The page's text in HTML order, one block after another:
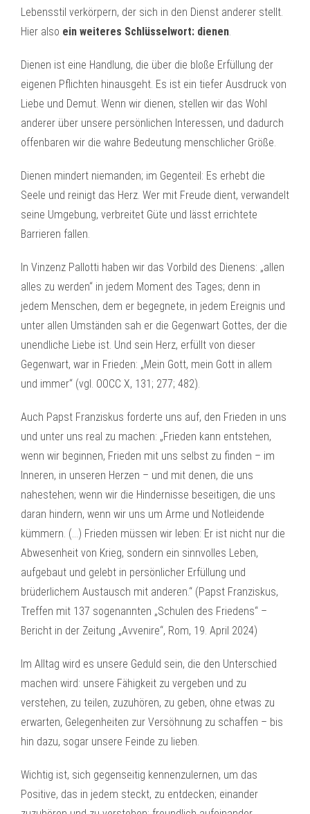
Lebensstil verkörpern, der sich in den Dienst anderer stellt.
Hier also ein weiteres Schlüsselwort: dienen.
Dienen ist eine Handlung, die über die bloße Erfüllung der
eigenen Pflichten hinausgeht. Es ist ein tiefer Ausdruck von
Liebe und Demut. Wenn wir dienen, stellen wir das Wohl
anderer über unsere persönlichen Interessen, und dadurch
offenbaren wir die wahre Bedeutung menschlicher Größe.
Dienen mindert niemanden; im Gegenteil: Es erhebt die
Seele und reinigt das Herz. Wer mit Freude dient, verwandelt
seine Umgebung, verbreitet Güte und lässt errichtete
Barrieren fallen.
In Vinzenz Pallotti haben wir das Vorbild des Dienens: „allen
alles zu werden“ in jedem Moment des Tages; denn in
jedem Menschen, dem er begegnete, in jedem Ereignis und
unter allen Umständen sah er die Gegenwart Gottes, der die
unendliche Liebe ist. Und sein Herz, erfüllt von dieser
Gegenwart, war in Frieden: „Mein Gott, mein Gott in allem
und immer“ (vgl. OOCC X, 131; 277; 482).
Auch Papst Franziskus forderte uns auf, den Frieden in uns
und unter uns real zu machen: „Frieden kann entstehen,
wenn wir beginnen, Frieden mit uns selbst zu finden – im
Inneren, in unseren Herzen – und mit denen, die uns
nahestehen; wenn wir die Hindernisse beseitigen, die uns
daran hindern, wenn wir uns um Arme und Notleidende
kümmern. (…) Frieden müssen wir leben: Er ist nicht nur die
Abwesenheit von Krieg, sondern ein sinnvolles Leben,
aufgebaut und gelebt in persönlicher Erfüllung und
brüderlichem Austausch mit anderen.“ (Papst Franziskus,
Treffen mit 137 sogenannten „Schulen des Friedens“ –
Bericht in der Zeitung „Avvenire“, Rom, 19. April 2024)
Im Alltag wird es unsere Geduld sein, die den Unterschied
machen wird: unsere Fähigkeit zu vergeben und zu
verstehen, zu teilen, zuzuhören, zu geben, ohne etwas zu
erwarten, Gelegenheiten zur Versöhnung zu schaffen – bis
hin dazu, sogar unsere Feinde zu lieben.
Wichtig ist, sich gegenseitig kennenzulernen, um das
Positive, das in jedem steckt, zu entdecken; einander